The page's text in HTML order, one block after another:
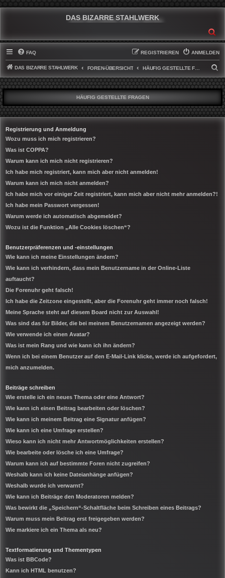
DAS BIZARRE STAHLWERK
FAQ ANMELDEN
REGISTRIEREN
DAS BIZARRE STAHLWERK FOREN-ÜBERSICHT HÄUFIG GESTELLTE FRAGEN
U
C
H
E
HÄUFIG GESTELLTE FRAGEN
Registrierung und Anmeldung
Wozu muss ich mich registrieren?
Was ist COPPA?
Warum kann ich mich nicht registrieren?
Ich habe mich registriert, kann mich aber nicht anmelden!
Warum kann ich mich nicht anmelden?
Ich habe mich vor einiger Zeit registriert, kann mich aber nicht mehr anmelden?!
Ich habe mein Passwort vergessen!
Warum werde ich automatisch abgemeldet?
Wozu ist die Funktion „Alle Cookies löschen“?
Benutzerpräferenzen und -einstellungen
Wie kann ich meine Einstellungen ändern?
Wie kann ich verhindern, dass mein Benutzername in der Online-Liste
auftaucht?
Die Forenuhr geht falsch!
Ich habe die Zeitzone eingestellt, aber die Forenuhr geht immer noch falsch!
Meine Sprache steht auf diesem Board nicht zur Auswahl!
Was sind das für Bilder, die bei meinem Benutzernamen angezeigt werden?
Wie verwende ich einen Avatar?
Was ist mein Rang und wie kann ich ihn ändern?
Wenn ich bei einem Benutzer auf den E-Mail-Link klicke, werde ich aufgefordert,
mich anzumelden.
Beiträge schreiben
Wie erstelle ich ein neues Thema oder eine Antwort?
Wie kann ich einen Beitrag bearbeiten oder löschen?
Wie kann ich meinem Beitrag eine Signatur anfügen?
Wie kann ich eine Umfrage erstellen?
Wieso kann ich nicht mehr Antwortmöglichkeiten erstellen?
Wie bearbeite oder lösche ich eine Umfrage?
Warum kann ich auf bestimmte Foren nicht zugreifen?
Weshalb kann ich keine Dateianhänge anfügen?
Weshalb wurde ich verwarnt?
Wie kann ich Beiträge den Moderatoren melden?
Was bewirkt die „Speichern“-Schaltfläche beim Schreiben eines Beitrags?
Warum muss mein Beitrag erst freigegeben werden?
Wie markiere ich ein Thema als neu?
Textformatierung und Thementypen
Was ist BBCode?
Kann ich HTML benutzen?